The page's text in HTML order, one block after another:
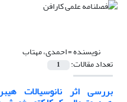
نویسنده =احمدی، مهتاب
تعداد مقالات: 1
بررسی اثر نانوسیالات